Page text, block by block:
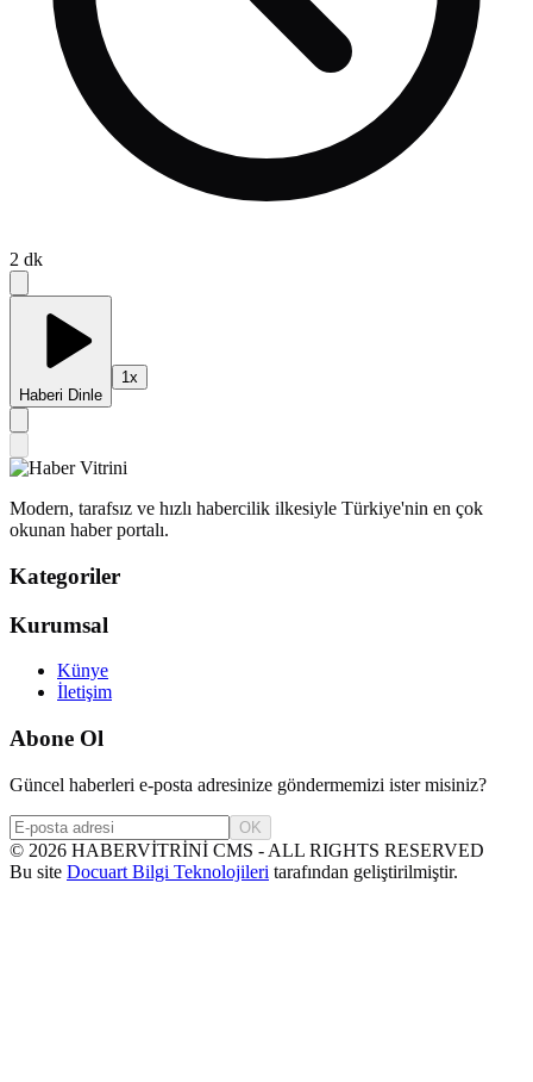
2 dk
Haberi Dinle
1x
Modern, tarafsız ve hızlı habercilik ilkesiyle Türkiye'nin en çok
okunan haber portalı.
Kategoriler
Kurumsal
Künye
İletişim
Abone Ol
Güncel haberleri e-posta adresinize göndermemizi ister misiniz?
OK
© 2026 HABERVİTRİNİ CMS - ALL RIGHTS RESERVED
Bu site Docuart Bilgi Teknolojileri tarafından geliştirilmiştir.